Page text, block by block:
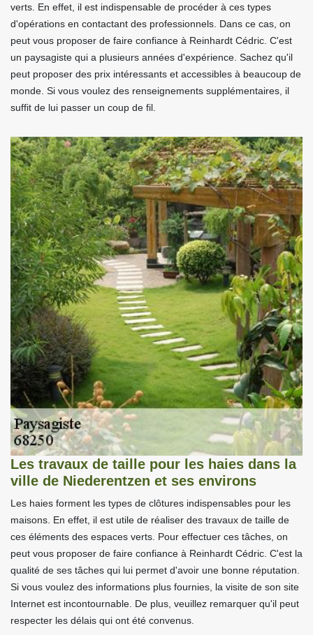
verts. En effet, il est indispensable de procéder à ces types
d'opérations en contactant des professionnels. Dans ce cas, on
peut vous proposer de faire confiance à Reinhardt Cédric. C'est
un paysagiste qui a plusieurs années d'expérience. Sachez qu'il
peut proposer des prix intéressants et accessibles à beaucoup de
monde. Si vous voulez des renseignements supplémentaires, il
suffit de lui passer un coup de fil.
Les travaux de taille pour les haies dans la
ville de Niederentzen et ses environs
Les haies forment les types de clôtures indispensables pour les
maisons. En effet, il est utile de réaliser des travaux de taille de
ces éléments des espaces verts. Pour effectuer ces tâches, on
peut vous proposer de faire confiance à Reinhardt Cédric. C'est la
qualité de ses tâches qui lui permet d'avoir une bonne réputation.
Si vous voulez des informations plus fournies, la visite de son site
Internet est incontournable. De plus, veuillez remarquer qu'il peut
respecter les délais qui ont été convenus.